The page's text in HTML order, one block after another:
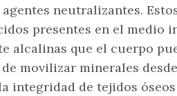
neutralizantes.
presentes en el medio
alcalinas que el cuerpo
movilizar minerales
integridad de tejidos